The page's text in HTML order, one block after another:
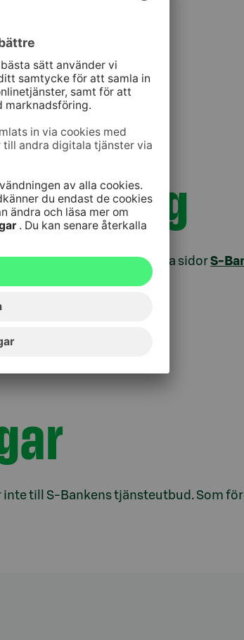
företag
Läs mer på våra sidorS-
till S-Bankens tjänsteutbud. Som